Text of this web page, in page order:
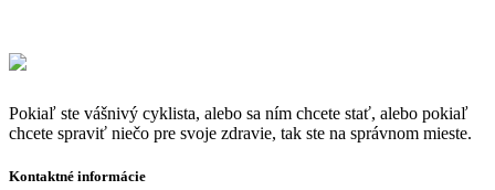
Pokiaľ ste vášnivý cyklista, alebo sa ním chcete stať, alebo pokiaľ
chcete spraviť niečo pre svoje zdravie, tak ste na správnom mieste.
Kontaktné informácie